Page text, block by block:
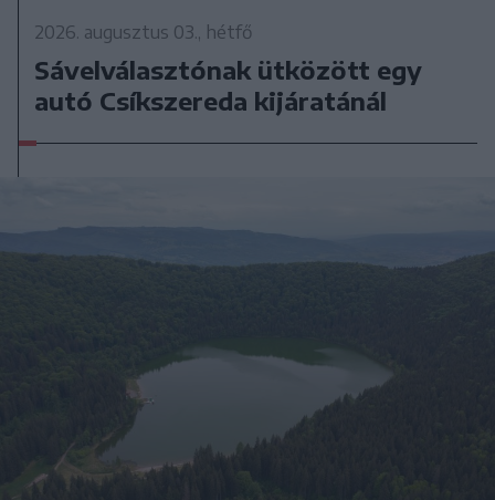
2026. augusztus 03., hétfő
Sávelválasztónak ütközött egy
autó Csíkszereda kijáratánál